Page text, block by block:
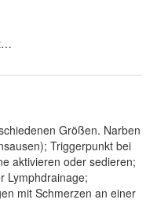
Größen. Narben
Triggerpunkt bei
aktivieren oder sedieren;
Lymphdrainage;
mit Schmerzen an einer